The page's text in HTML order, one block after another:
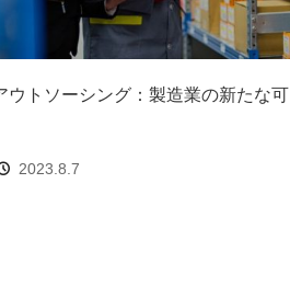
ウトソーシング：製造業の新たな可
2023.8.7